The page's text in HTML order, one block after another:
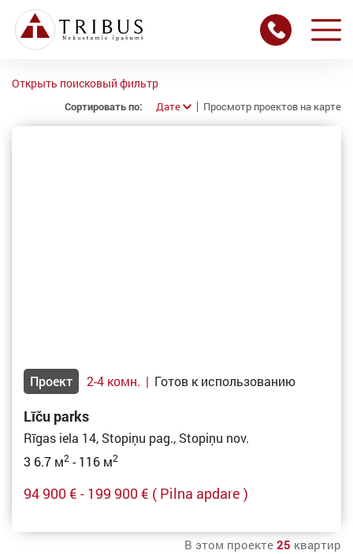
Открыть поисковый фильтр
Сортировать по: Дате Просмотр проектов на карте
Проект 2-4 комн. | Готов к использованию
Līču parks
Rīgas iela 14, Stopiņu pag., Stopiņu nov.
3 6.7 м2 - 116 м2
94 900 € - 199 900 € ( Pilna apdare )
В этом проекте 25 квартир